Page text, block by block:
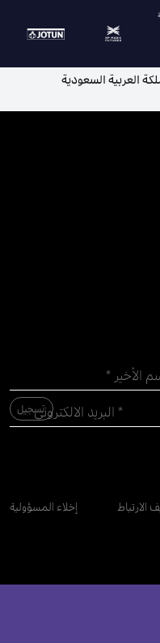
العربية السعودية
الارتباط
إخلاء المسؤولية